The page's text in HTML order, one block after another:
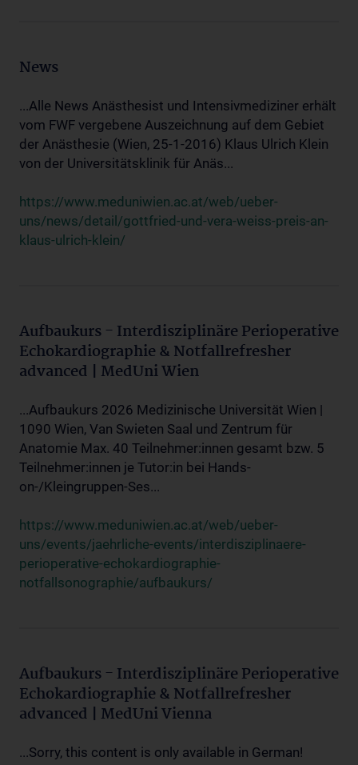
News
...Alle News Anästhesist und Intensivmediziner erhält
vom FWF vergebene Auszeichnung auf dem Gebiet
der Anästhesie (Wien, 25-1-2016) Klaus Ulrich Klein
von der Universitätsklinik für Anäs...
https://www.meduniwien.ac.at/web/ueber-
uns/news/detail/gottfried-und-vera-weiss-preis-an-
klaus-ulrich-klein/
Aufbaukurs - Interdisziplinäre Perioperative
Echokardiographie & Notfallrefresher
advanced | MedUni Wien
...Aufbaukurs 2026 Medizinische Universität Wien |
1090 Wien, Van Swieten Saal und Zentrum für
Anatomie Max. 40 Teilnehmer:innen gesamt bzw. 5
Teilnehmer:innen je Tutor:in bei Hands-
on-/Kleingruppen-Ses...
https://www.meduniwien.ac.at/web/ueber-
uns/events/jaehrliche-events/interdisziplinaere-
perioperative-echokardiographie-
notfallsonographie/aufbaukurs/
Aufbaukurs - Interdisziplinäre Perioperative
Echokardiographie & Notfallrefresher
advanced | MedUni Vienna
...Sorry, this content is only available in German!